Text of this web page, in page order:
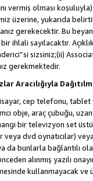
vermiş olması
üzerine, yukarıda
gerekecektir. Bu
ihlali sayılacaktır.
sizsiniz;(ii)
gerekmektedir.
Aracılığıyla
cep telefonu,
obje, araç çubuğu,
bir televizyon set
veya dvd oynatıcılar)
da bunlarla bağlantılı
alınmış yazılı
kullanmayacak ve